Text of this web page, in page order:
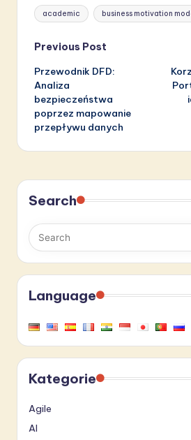
Tags:
academic business motivation
Post
navigation
Previous Post
Przewodnik DFD:
Analiza
bezpieczeństwa
poprzez mapowanie
przepływu danych
Search
Language
Kategorie
Agile
AI